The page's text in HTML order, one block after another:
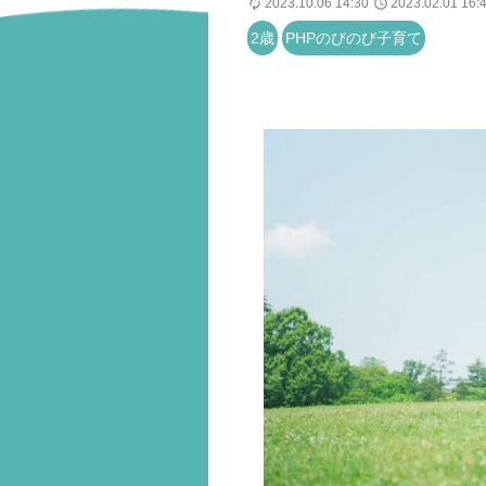
2023.10.06 14:30 2023.02.01
2歳 PHPのびのび子育て